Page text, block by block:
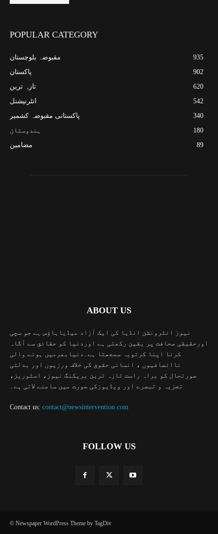
POPULAR CATEGORY
مقبوضہ بلوچستان
935
پاکستان
902
تازہ ترین
620
انٹرنیشنل
542
پاکستانی مقبوضہ کشمیر
340
ہندوستان
180
مضامین
89
ABOUT US
نیوز انٹرونشن انڈیا کی ایک آزاد میڈیاہاؤس ہے جو سچی
اورحقیقی صحافت پر یقین رکھتی ہے اوردنیا کو حقائق سے آگاہ
کرنا اپنا کرتویہ سمجھتا ہے۔دنیابھرمیں ہونے والی
ناانصافیوں ، انسانی حقوق کی خلاف ورزیوں اور بدلتی
صورتحال کو براہ راست تازہ ترین بریکنگ نیوز، اسٹوریز،
تجزیہ و تبصرے اور ویڈیوزکی صورت میں سامنے لاتی ہے۔
Contact us: contact@newsintervention.com
FOLLOW US
© Newspaper WordPress Theme by TagDiv